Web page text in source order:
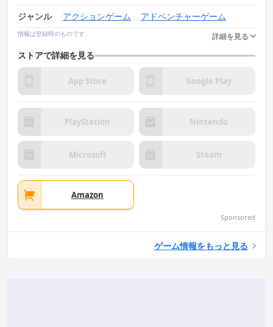
ジャンル
アクションゲーム アドベンチャーゲーム
情報は登録時のものです
ストアで詳細を見る
App Store Google Play
PlayStation Nintendo
Microsoft Steam
Amazon
Sponsored
ゲーム情報をもっと見る